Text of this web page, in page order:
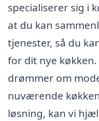
specialiserer sig i
at du kan
tjenester, så du
for dit nye
drømmer om
nuværende
løsning, kan vi